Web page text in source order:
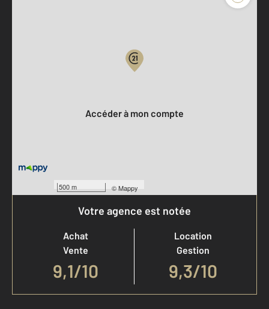
500 m ©Mappy
Accéder à mon compte
Votre agence est notée
Achat
Vente
9,1/10
Location
Gestion
9,3/10